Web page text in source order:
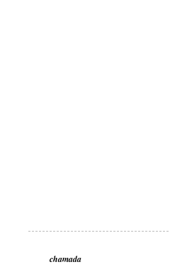
chamada